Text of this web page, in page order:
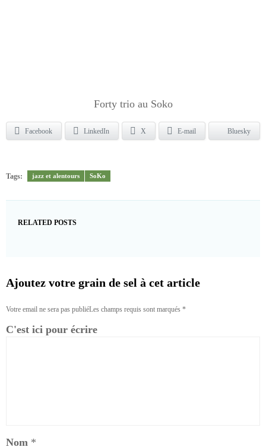
Forty trio au Soko
Facebook LinkedIn X E-mail Bluesky
Tags: jazz et alentours SoKo
RELATED POSTS
Ajoutez votre grain de sel à cet article
Votre email ne sera pas publiéLes champs requis sont marqués *
C'est ici pour écrire
Nom *